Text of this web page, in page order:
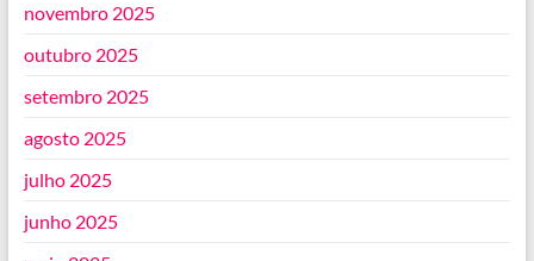
novembro 2025
outubro 2025
setembro 2025
agosto 2025
julho 2025
junho 2025